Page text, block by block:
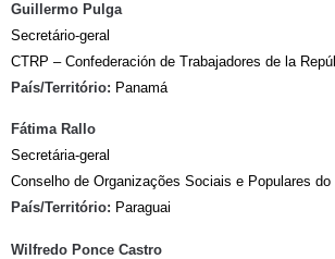
Guillermo Pulga
Secretário-geral
CTRP – Confederación de Trabajadores de la
País/Território: Panamá
Fátima Rallo
Secretária-geral
Conselho de Organizações Sociais e Populares do
País/Território: Paraguai
Wilfredo Ponce Castro